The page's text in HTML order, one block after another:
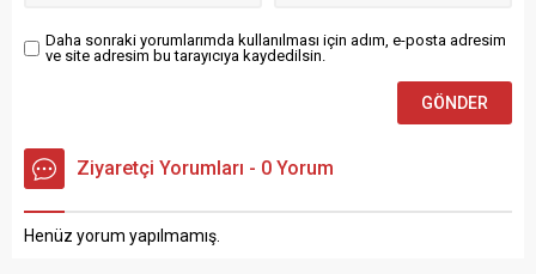
Daha sonraki yorumlarımda kullanılması için adım, e-posta adresim
ve site adresim bu tarayıcıya kaydedilsin.
Ziyaretçi Yorumları - 0 Yorum
Henüz yorum yapılmamış.